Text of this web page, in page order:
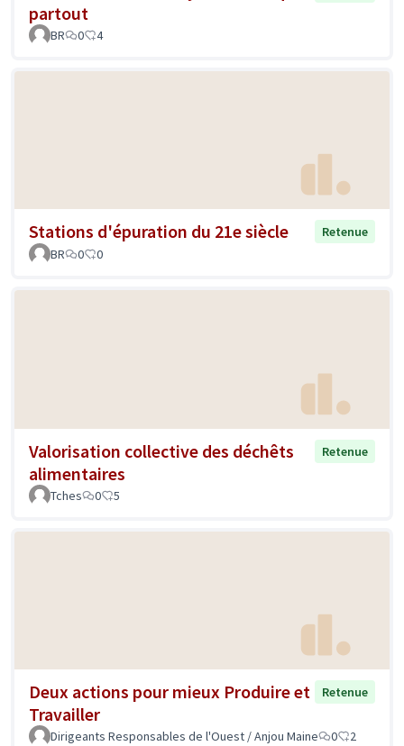
partout
BR 0 4
Stations d'épuration du 21e siècle
Retenue
BR
0 0
Valorisation collective des déchêts
alimentaires
Retenue
Tches 0 5
Deux actions pour mieux Produire et
Travailler
Retenue
Dirigeants Responsables de l'Ouest / Anjou Maine 0 2